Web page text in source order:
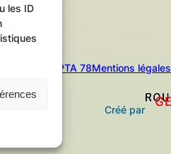
les ID
APTA 78Mentions légales
Créé par